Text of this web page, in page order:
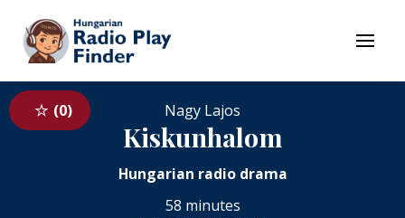
To contents
Menu
0 Nagy Lajos
Kiskunhalom
Hungarian radio drama
58 minutes